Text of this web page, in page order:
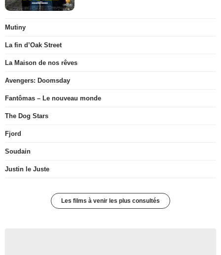
Mutiny
La fin d’Oak Street
La Maison de nos rêves
Avengers: Doomsday
Fantômas – Le nouveau monde
The Dog Stars
Fjord
Soudain
Justin le Juste
Les films à venir les plus consultés